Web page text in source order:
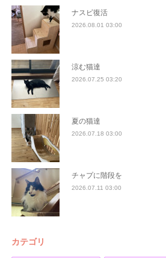
ナスビ復活
2026.08.01 03:00
涼む猫達
2026.07.25 03:20
夏の猫達
2026.07.18 03:00
チャプに階段を
2026.07.11 03:00
カテゴリ